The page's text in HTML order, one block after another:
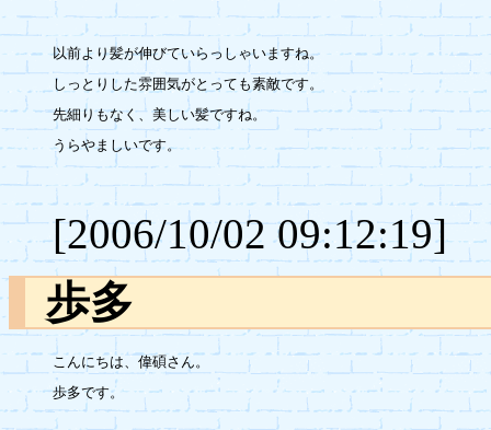
以前より髪が伸びていらっしゃいますね。
しっとりした雰囲気がとっても素敵です。
先細りもなく、美しい髪ですね。
うらやましいです。
[2006/10/02 09:12:19]
歩多
こんにちは、偉碩さん。
歩多です。